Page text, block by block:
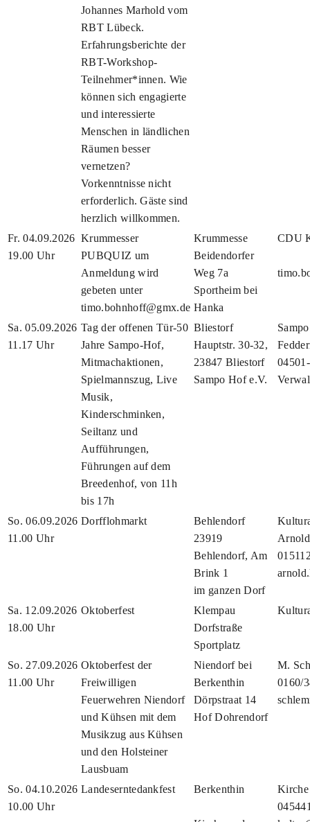
Johannes Marhold vom
RBT Lübeck.
Erfahrungsberichte der
RBT-Workshop-
Teilnehmer*innen. Wie
können sich engagierte
und interessierte
Menschen in ländlichen
Räumen besser
vernetzen?
Vorkenntnisse nicht
erforderlich. Gäste sind
herzlich willkommen.
Fr. 04.09.2026
19.00 Uhr
Krummesser
PUBQUIZ um
Anmeldung wird
gebeten unter
timo.bohnhoff@gmx.de
Krummesse
Beidendorfer
Weg 7a
Sportheim bei
Hanka
CDU
Sa. 05.09.2026
11.17 Uhr
Tag der offenen Tür-50
Jahre Sampo-Hof,
Mitmachaktionen,
Spielmannszug, Live
Musik,
Kinderschminken,
Seiltanz und
Aufführungen,
Führungen auf dem
Breedenhof, von 11h
bis 17h
Bliestorf
Hauptstr. 30-32,
23847 Bliestorf
Sampo Hof e.V.
So. 06.09.2026
11.00 Uhr
Dorfflohmarkt
Behlendorf
23919
Behlendorf, Am
Brink 1
im ganzen Dorf
Arnold
Sa. 12.09.2026
18.00 Uhr
Oktoberfest
Klempau
Dorfstraße
Sportplatz
So. 27.09.2026
11.00 Uhr
Oktoberfest der
Freiwilligen
Feuerwehren Niendorf
und Kühsen mit dem
Musikzug aus Kühsen
und den Holsteiner
Lausbuam
Niendorf bei
Berkenthin
Dörpstraat 14
Hof Dohrendorf
M.
0160/
So. 04.10.2026
10.00 Uhr
Landeserntedankfest Berkenthin
Kirche